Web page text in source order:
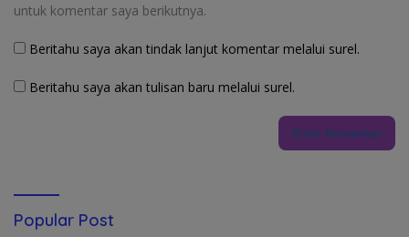
untuk komentar saya berikutnya.
Beritahu saya akan tindak lanjut komentar melalui surel.
Beritahu saya akan tulisan baru melalui surel.
Popular Post